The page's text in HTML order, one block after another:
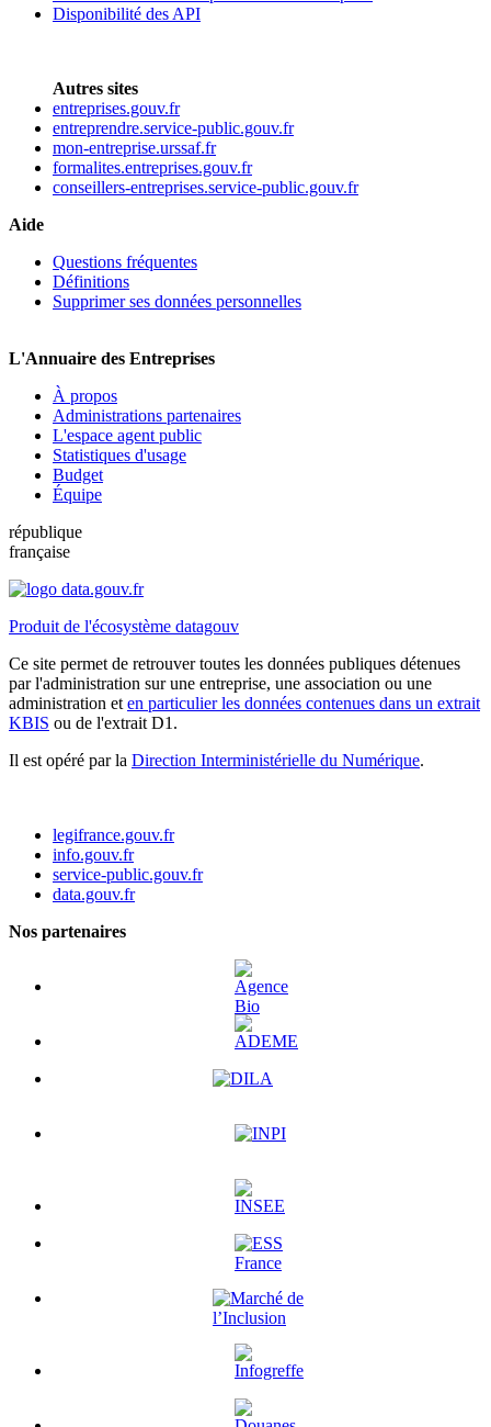
Disponibilité des API
Autres sites
entreprises.gouv.fr
entreprendre.service-public.gouv.fr
mon-entreprise.urssaf.fr
formalites.entreprises.gouv.fr
conseillers-entreprises.service-public.gouv.fr
Aide
Questions fréquentes
Définitions
Supprimer ses données personnelles
L'Annuaire des Entreprises
À propos
Administrations partenaires
L'espace agent public
Statistiques d'usage
Budget
Équipe
république
française
Produit de l'écosystème datagouv
Ce site permet de retrouver toutes les données publiques détenues
par l'administration sur une entreprise, une association ou une
administration et en particulier les données contenues dans un extrait
KBIS ou de l'extrait D1.
Il est opéré par la Direction Interministérielle du Numérique.
legifrance.gouv.fr
info.gouv.fr
service-public.gouv.fr
data.gouv.fr
Nos partenaires